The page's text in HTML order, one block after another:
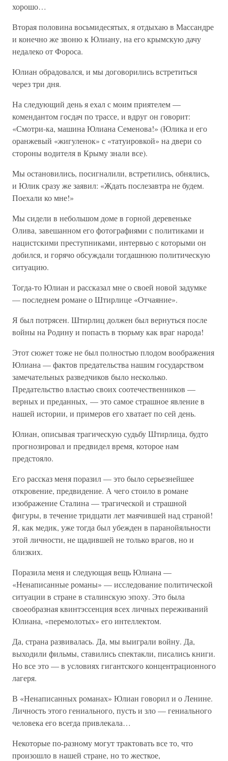
хорошо…
Вторая половина восьмидесятых, я отдыхаю в Массандре
и конечно же звоню к Юлиану, на его крымскую дачу
недалеко от Фороса.
Юлиан обрадовался, и мы договорились встретиться
через три дня.
На следующий день я ехал с моим приятелем —
комендантом госдач по трассе, и вдруг он говорит:
«Смотри-ка, машина Юлиана Семенова!» (Юлика и его
оранжевый «жигуленок» с «татуировкой» на двери со
стороны водителя в Крыму знали все).
Мы остановились, посигналили, встретились, обнялись,
и Юлик сразу же заявил: «Ждать послезавтра не будем.
Поехали ко мне!»
Мы сидели в небольшом доме в горной деревеньке
Олива, завешанном его фотографиями с политиками и
нацистскими преступниками, интервью с которыми он
добился, и горячо обсуждали тогдашнюю политическую
ситуацию.
Тогда-то Юлиан и рассказал мне о своей новой задумке
— последнем романе о Штирлице «Отчаяние».
Я был потрясен. Штирлиц должен был вернуться после
войны на Родину и попасть в тюрьму как враг народа!
Этот сюжет тоже не был полностью плодом воображения
Юлиана — фактов предательства нашим государством
замечательных разведчиков было несколько.
Предательство властью своих соотечественников —
верных и преданных, — это самое страшное явление в
нашей истории, и примеров его хватает по сей день.
Юлиан, описывая трагическую судьбу Штирлица, будто
прогнозировал и предвидел время, которое нам
предстояло.
Его рассказ меня поразил — это было серьезнейшее
откровение, предвидение. А чего стоило в романе
изображение Сталина — трагической и страшной
фигуры, в течение тридцати лет маячившей над страной!
Я, как медик, уже тогда был убежден в паранойяльности
этой личности, не щадившей не только врагов, но и
близких.
Поразила меня и следующая вещь Юлиана —
«Ненаписанные романы» — исследование политической
ситуации в стране в сталинскую эпоху. Это была
своеобразная квинтэссенция всех личных переживаний
Юлиана, «перемолотых» его интеллектом.
Да, страна развивалась. Да, мы выиграли войну. Да,
выходили фильмы, ставились спектакли, писались книги.
Но все это — в условиях гигантского концентрационного
лагеря.
В «Ненаписанных романах» Юлиан говорил и о Ленине.
Личность этого гениального, пусть и зло — гениального
человека его всегда привлекала…
Некоторые по-разному могут трактовать все то, что
произошло в нашей стране, но то жесткое,